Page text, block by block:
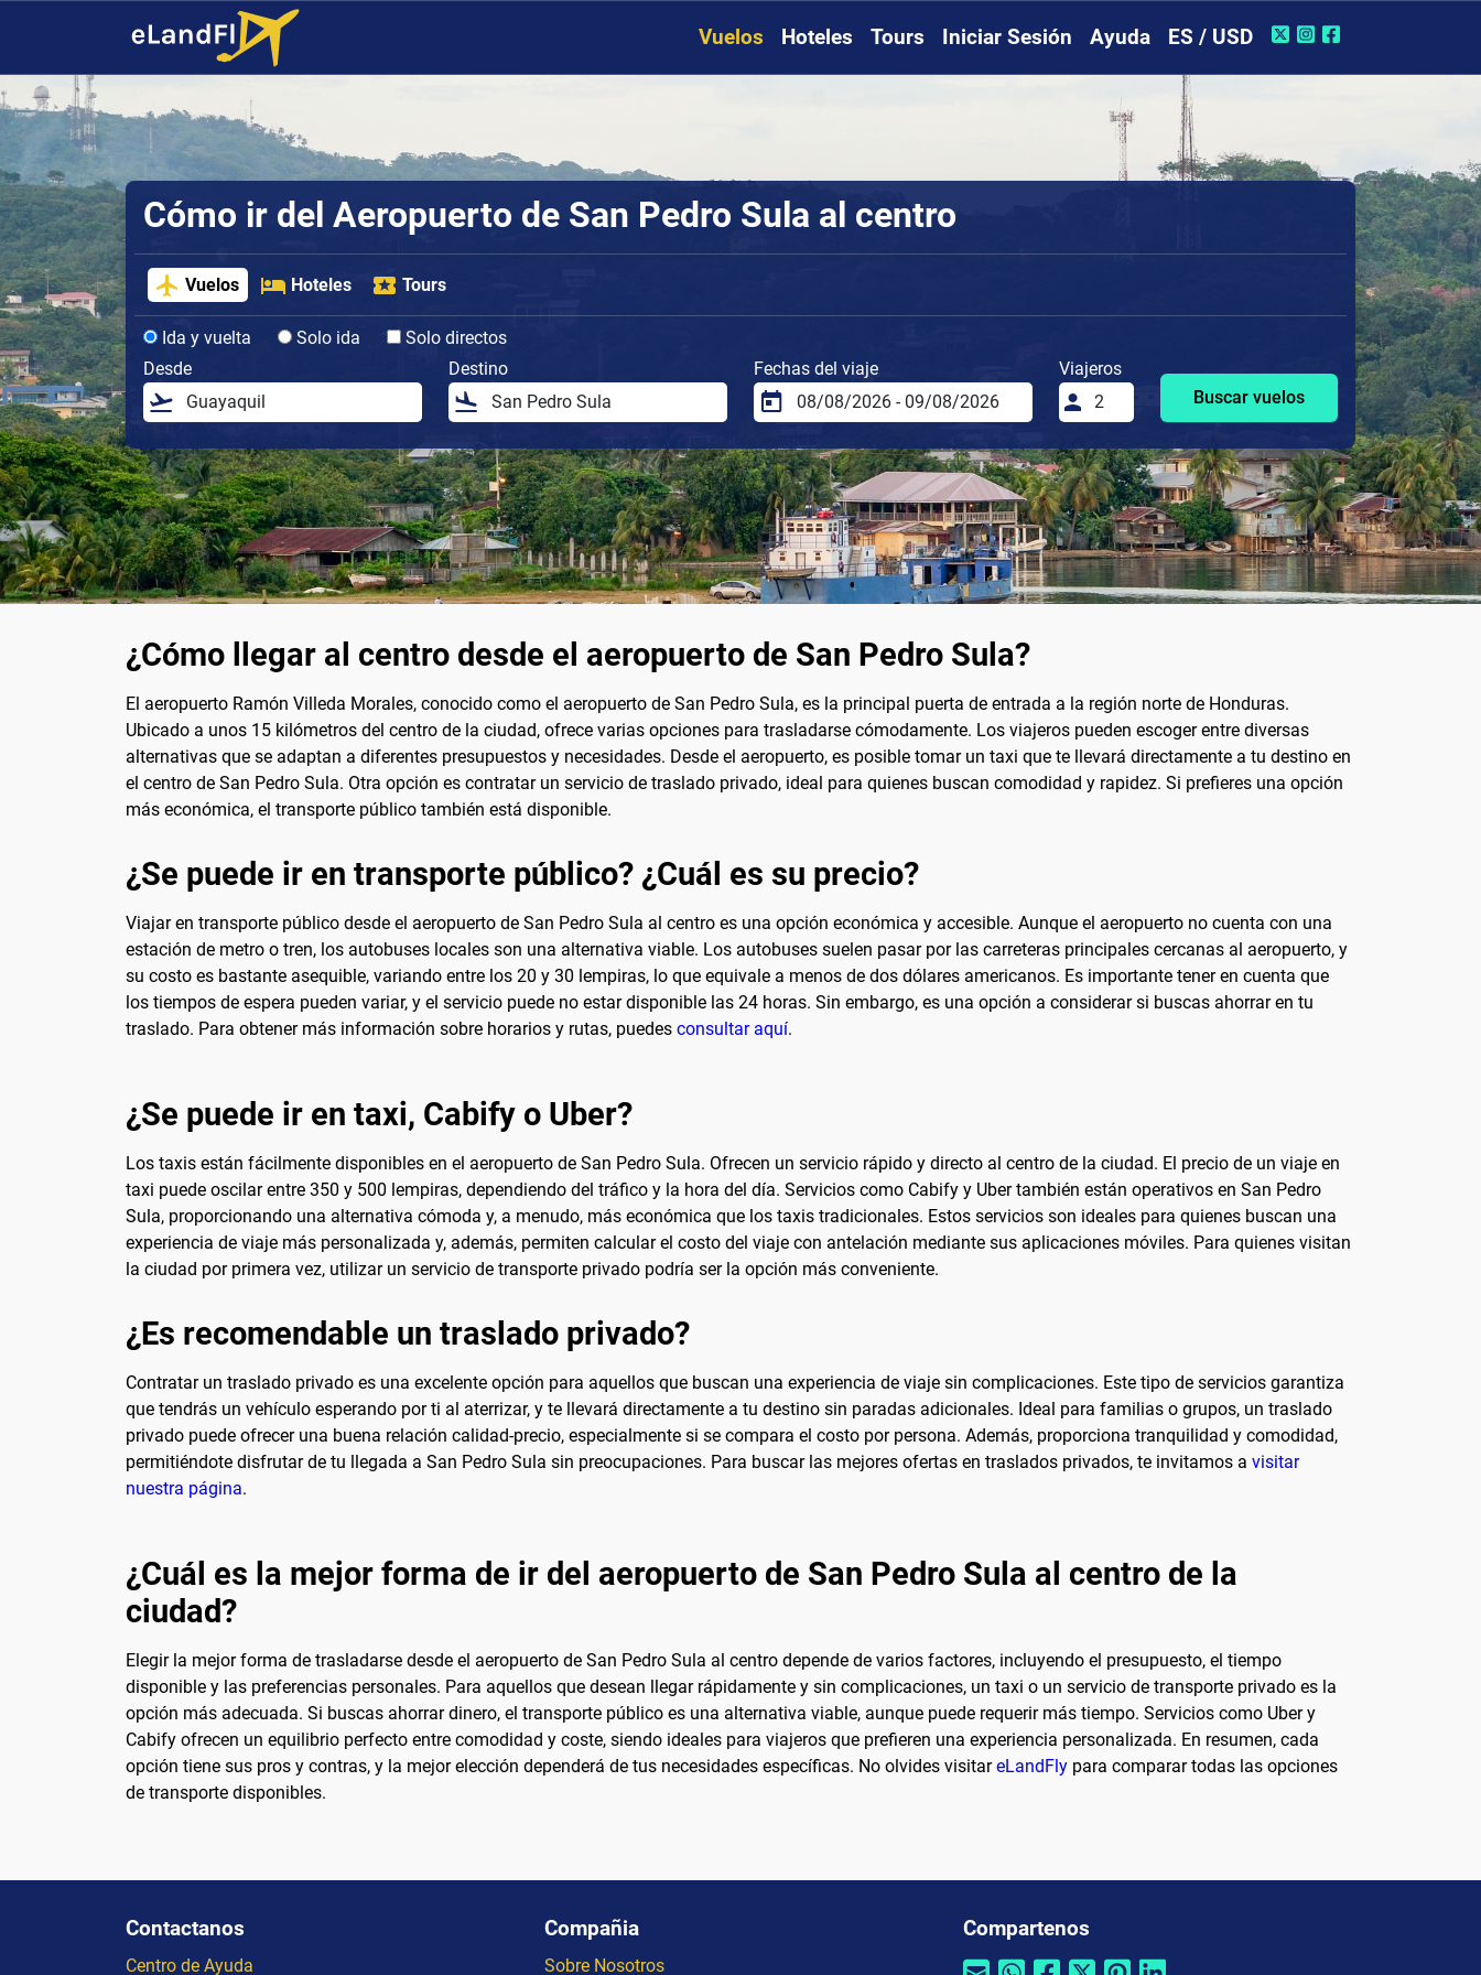
Vuelos Hoteles Tours Iniciar Sesión Ayuda ES / USD
Cómo ir del Aeropuerto de San Pedro Sula al centro
Vuelos Hoteles Tours
Ida y vuelta Solo ida
Solo directos
Desde
Destino Fechas del viaje
Viajeros
Buscar vuelos
¿Cómo llegar al centro desde el aeropuerto de San Pedro Sula?
El aeropuerto Ramón Villeda Morales, conocido como el aeropuerto de San Pedro Sula, es la principal puerta de entrada a la región norte de Honduras.
Ubicado a unos 15 kilómetros del centro de la ciudad, ofrece varias opciones para trasladarse cómodamente. Los viajeros pueden escoger entre diversas
alternativas que se adaptan a diferentes presupuestos y necesidades. Desde el aeropuerto, es posible tomar un taxi que te llevará directamente a tu destino en
el centro de San Pedro Sula. Otra opción es contratar un servicio de traslado privado, ideal para quienes buscan comodidad y rapidez. Si prefieres una opción
más económica, el transporte público también está disponible.
¿Se puede ir en transporte público? ¿Cuál es su precio?
Viajar en transporte público desde el aeropuerto de San Pedro Sula al centro es una opción económica y accesible. Aunque el aeropuerto no cuenta con una
estación de metro o tren, los autobuses locales son una alternativa viable. Los autobuses suelen pasar por las carreteras principales cercanas al aeropuerto, y
su costo es bastante asequible, variando entre los 20 y 30 lempiras, lo que equivale a menos de dos dólares americanos. Es importante tener en cuenta que
los tiempos de espera pueden variar, y el servicio puede no estar disponible las 24 horas. Sin embargo, es una opción a considerar si buscas ahorrar en tu
traslado. Para obtener más información sobre horarios y rutas, puedes consultar aquí.
¿Se puede ir en taxi, Cabify o Uber?
Los taxis están fácilmente disponibles en el aeropuerto de San Pedro Sula. Ofrecen un servicio rápido y directo al centro de la ciudad. El precio de un viaje en
taxi puede oscilar entre 350 y 500 lempiras, dependiendo del tráfico y la hora del día. Servicios como Cabify y Uber también están operativos en San Pedro
Sula, proporcionando una alternativa cómoda y, a menudo, más económica que los taxis tradicionales. Estos servicios son ideales para quienes buscan una
experiencia de viaje más personalizada y, además, permiten calcular el costo del viaje con antelación mediante sus aplicaciones móviles. Para quienes visitan
la ciudad por primera vez, utilizar un servicio de transporte privado podría ser la opción más conveniente.
¿Es recomendable un traslado privado?
Contratar un traslado privado es una excelente opción para aquellos que buscan una experiencia de viaje sin complicaciones. Este tipo de servicios garantiza
que tendrás un vehículo esperando por ti al aterrizar, y te llevará directamente a tu destino sin paradas adicionales. Ideal para familias o grupos, un traslado
privado puede ofrecer una buena relación calidad-precio, especialmente si se compara el costo por persona. Además, proporciona tranquilidad y comodidad,
permitiéndote disfrutar de tu llegada a San Pedro Sula sin preocupaciones. Para buscar las mejores ofertas en traslados privados, te invitamos a visitar
nuestra página.
¿Cuál es la mejor forma de ir del aeropuerto de San Pedro Sula al centro de la
ciudad?
Elegir la mejor forma de trasladarse desde el aeropuerto de San Pedro Sula al centro depende de varios factores, incluyendo el presupuesto, el tiempo
disponible y las preferencias personales. Para aquellos que desean llegar rápidamente y sin complicaciones, un taxi o un servicio de transporte privado es la
opción más adecuada. Si buscas ahorrar dinero, el transporte público es una alternativa viable, aunque puede requerir más tiempo. Servicios como Uber y
Cabify ofrecen un equilibrio perfecto entre comodidad y coste, siendo ideales para viajeros que prefieren una experiencia personalizada. En resumen, cada
opción tiene sus pros y contras, y la mejor elección dependerá de tus necesidades específicas. No olvides visitareLandFly para comparar todas las opciones
de transporte disponibles.
Contactanos
Centro de Ayuda
Compañia
Sobre Nosotros
Compartenos